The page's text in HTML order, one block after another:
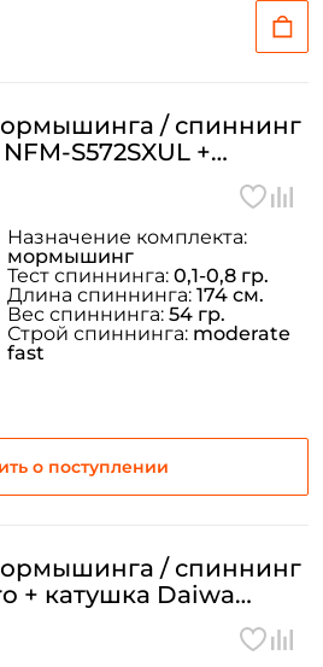
/ спиннинг
S572SXUL +
о поступлении
Назначение комплекта:
мормышинг
Тест спиннинга: 0,1-0,8 гр.
Длина спиннинга: 174 см.
Вес спиннинга: 54 гр.
Строй спиннинга: moderate
fast
/ спиннинг
+ катушка Daiwa